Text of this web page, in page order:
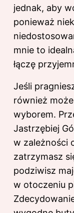
jednak, aby
ponieważ
mnie to
łączę
Jeśli
również
wyborem.
Jastrzębiej
w zależności
zatrzymasz
podziwisz
w otoczeniu